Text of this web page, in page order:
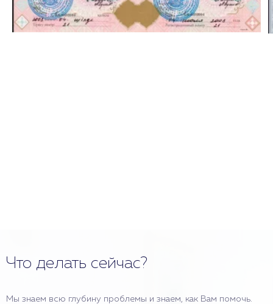
Что делать сейчас?
Мы знаем всю глубину проблемы и знаем, как Вам помочь.